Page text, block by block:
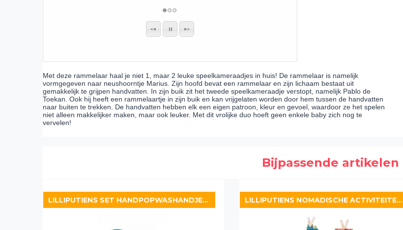
Met deze rammelaar haal je niet 1, maar 2 leuke speelkameraadjes in huis! De rammelaar is namelijk
vormgegeven naar neushoorntje Marius. Zijn hoofd bevat een rammelaar en zijn lichaam bestaat uit
gemakkelijk te grijpen handvatten. In zijn buik zit het tweede speelkameraadje verstopt, namelijk Pablo de
Toekan. Ook hij heeft een rammelaartje in zijn buik en kan vrijgelaten worden door hem tussen de handvatten
naar buiten te trekken. De handvatten hebben elk een eigen patroon, kleur en gevoel, waardoor ze het spelen
niet alleen makkelijker maken, maar ook leuker. Met dit vrolijke duo hoeft geen enkele baby zich nog te
vervelen!
Bijpassende artikelen
LILLIPUTIENS SET HANDPOPWASHANDJES MARIUS LILLIPUTIENS NOMADISCHE ACTIVITEITENSET MARIUS